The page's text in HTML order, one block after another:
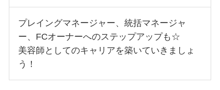
プレイングマネージャー、統括マネージャ
ー、FCオーナーへのステップアップも☆
美容師としてのキャリアを築いていきましょ
う！